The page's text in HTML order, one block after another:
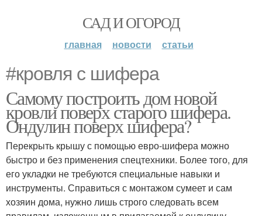
САД И ОГОРОД
главная новости статьи
#кровля с шифера
Самому построить дом новой
кровли поверх старого шифера.
Ондулин поверх шифера?
Перекрыть крышу с помощью евро-шифера можно
быстро и без применения спецтехники. Более того, для
его укладки не требуются специальные навыки и
инструменты. Справиться с монтажом сумеет и сам
хозяин дома, нужно лишь строго следовать всем